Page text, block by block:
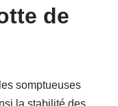
de
somptueuses